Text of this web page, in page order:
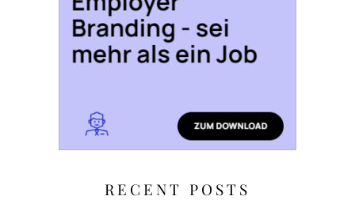
RECENT POSTS